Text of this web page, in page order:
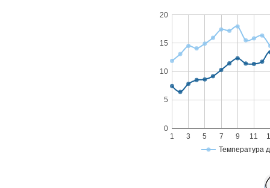
Температура
1 3 5 7 9 11
0
5
10
15
20